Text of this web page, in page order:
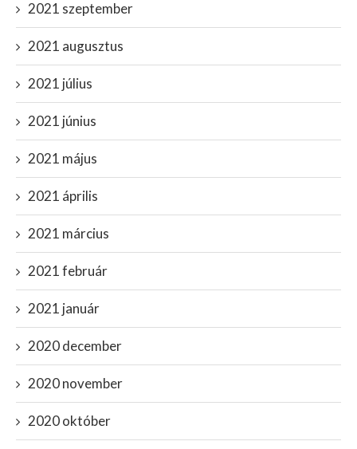
2021 szeptember
2021 augusztus
2021 július
2021 június
2021 május
2021 április
2021 március
2021 február
2021 január
2020 december
2020 november
2020 október